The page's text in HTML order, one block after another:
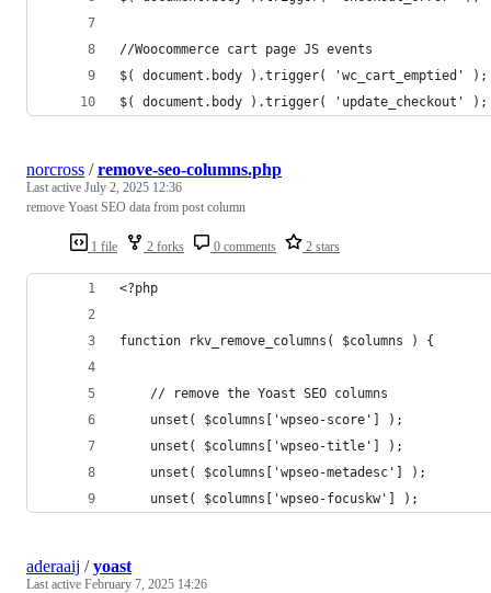
//Woocommerce cart page JS events
$( document.body ).trigger( 'wc_cart_emptied' );
$( document.body ).trigger( 'update_checkout' );
1 file 2 forks 0 comments 2 stars
norcross /remove-seo-columns.php
Last active July 2, 2025 12:36
remove Yoast SEO data from post column
<?php
function rkv_remove_columns( $columns ) {
	// remove the Yoast SEO columns
	unset( $columns['wpseo-score'] );
	unset( $columns['wpseo-title'] );
	unset( $columns['wpseo-metadesc'] );
	unset( $columns['wpseo-focuskw'] );
aderaaij /yoast
Last active February 7, 2025 14:26